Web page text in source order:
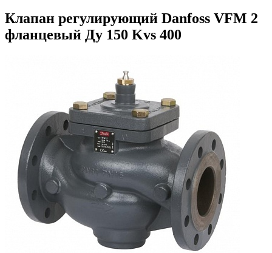
Клапан регулирующий Danfoss VFM 2
фланцевый Ду 150 Kvs 400